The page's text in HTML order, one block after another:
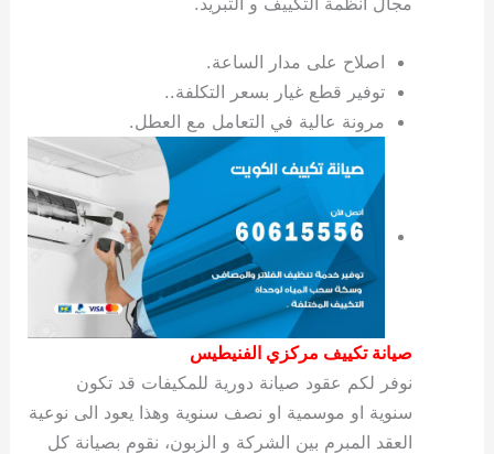
اصلاح على مدار الساعة.
توفير قطع غيار بسعر التكلفة..
مرونة عالية في التعامل مع العطل.
صيانة تكييف مركزي الفنيطيس
نوفر لكم عقود صيانة دورية للمكيفات قد تكون
سنوية او موسمية او نصف سنوية وهذا يعود الى نوعية
العقد المبرم بين الشركة و الزبون، نقوم بصيانة كل